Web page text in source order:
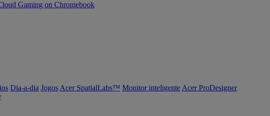
Gaming on Chromebook
Dia-a-dia Jogos Acer SpatialLabs™ Monitor inteligente Acer ProDesigner